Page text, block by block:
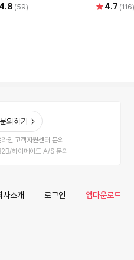
4.8 (59)
별 4.7
의하기
인 고객지원센터 문의
하이메이드 A/S 문의
사소개 로그인 앱다운로드